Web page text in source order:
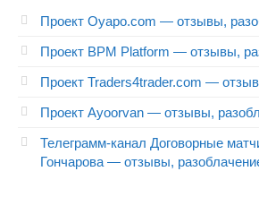
Проект Oyapo.com — отзывы,
Проект BPM Platform — отзывы,
Проект Traders4trader.com —
Проект Ayoorvan — отзывы,
Телеграмм-канал Договорные
Гончарова — отзывы,